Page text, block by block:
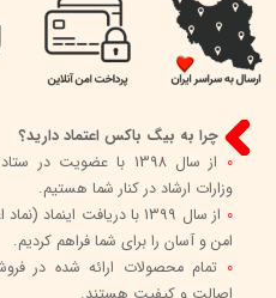
چرا به بیگ باکس اعتماد دارید؟
0
از سال 1398 با عضویت
وزارات ارشاد در کنار شما هستیم.
0
از سال 1399 با دریافت
امن و آسان را برای شما فراهم کردیم.
0 تمام محصولات ارائه شده در